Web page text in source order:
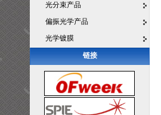
光分束产品
偏振光学产品
光学镀膜
链接